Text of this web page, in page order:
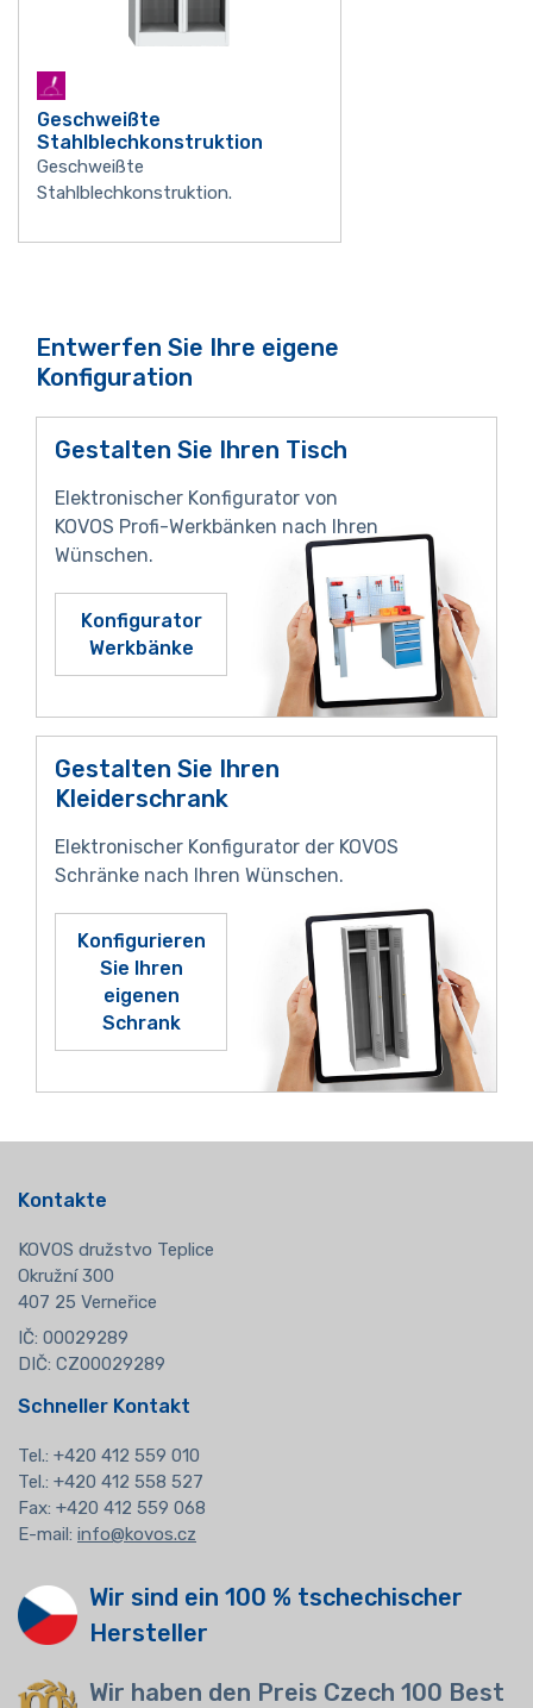
Geschweißte
Stahlblechkonstruktion
Geschweißte
Stahlblechkonstruktion.
Entwerfen Sie Ihre eigene
Konfiguration
Gestalten Sie Ihren Tisch
Elektronischer Konfigurator von
KOVOS Profi-Werkbänken nach Ihren
Wünschen.
Konfigurator
Werkbänke
Gestalten Sie Ihren
Kleiderschrank
Elektronischer Konfigurator der KOVOS
Schränke nach Ihren Wünschen.
Konfigurieren
Sie Ihren
eigenen
Schrank
Kontakte
KOVOS družstvo Teplice
Okružní 300
407 25 Verneřice
IČ: 00029289
DIČ: CZ00029289
Schneller Kontakt
Tel.: +420 412 559 010
Tel.: +420 412 558 527
Fax: +420 412 559 068
E-mail: info@kovos.cz
Wir sind ein 100 % tschechischer
Hersteller
Wir haben den Preis Czech 100 Best